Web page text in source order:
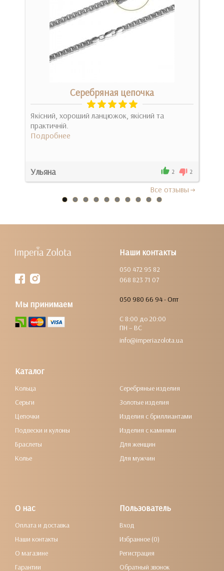
Серебряная цепочка
Якісний, хороший ланцюжок, якісний та
практичній.
Подробнее
Ульяна 2 2
Все отзывы
Наши контакты
050 472 95 82
068 823 71 07
050 980 66 94 - Опт
С 8:00 до 20:00
ПН – ВС
info@imperiazolota.ua
Мы принимаем
Каталог
Кольца
Серьги
Цепочки
Подвески и кулоны
Браслеты
Колье
Серебряные изделия
Золотые изделия
Изделия с бриллиантами
Изделия с камнями
Для женщин
Для мужчин
О нас
Оплата и доставка
Наши контакты
О магазине
Гарантии
Пользователь
Вход
Избранное (0)
Регистрация
Обратный звонок